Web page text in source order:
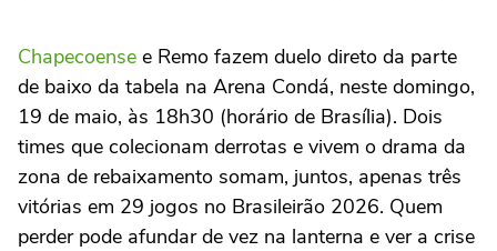
Chapecoense e Remo fazem duelo direto da parte
de baixo da tabela na Arena Condá, neste domingo,
19 de maio, às 18h30 (horário de Brasília). Dois
times que colecionam derrotas e vivem o drama da
zona de rebaixamento somam, juntos, apenas três
vitórias em 29 jogos no Brasileirão 2026. Quem
perder pode afundar de vez na lanterna e ver a crise